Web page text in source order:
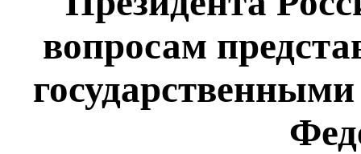
вопросам